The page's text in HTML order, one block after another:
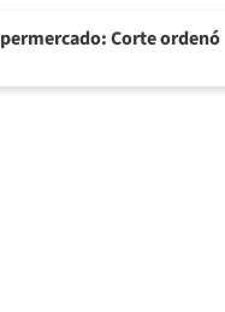
Corte ordenó